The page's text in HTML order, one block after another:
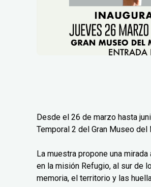
Desde el 26 de marzo hasta
Temporal 2 del Gran Museo del
La muestra propone una
en la misión Refugio, al sur de
memoria, el territorio y las